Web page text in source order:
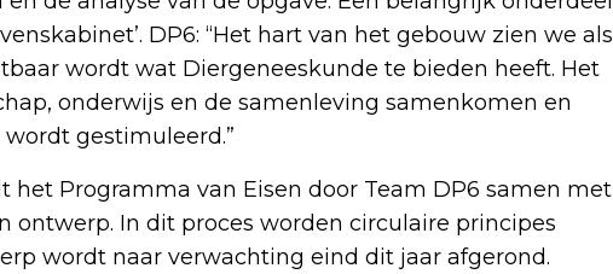
DP6: “Het hart van het gebouw zien we als
wordt wat Diergeneeskunde te bieden heeft. Het
onderwijs en de samenleving samenkomen en
gestimuleerd.”
het Programma van Eisen door Team DP6 samen met
ontwerp. In dit proces worden circulaire principes
wordt naar verwachting eind dit jaar afgerond.